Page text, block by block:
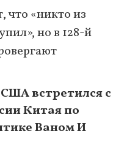
«никто из
но в 128-й
встретился с
Китая по
Ваном И